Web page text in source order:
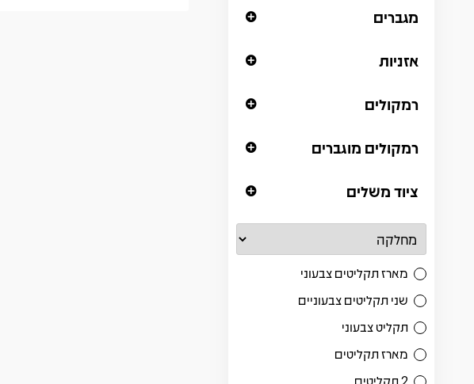
מגברים
אזניות
רמקולים
רמקולים מוגברים
ציוד משלים
מארז תקליטים צבעוני
שני תקליטים צבעוניים
תקליט צבעוני
מארז תקליטים
2 תקליטים